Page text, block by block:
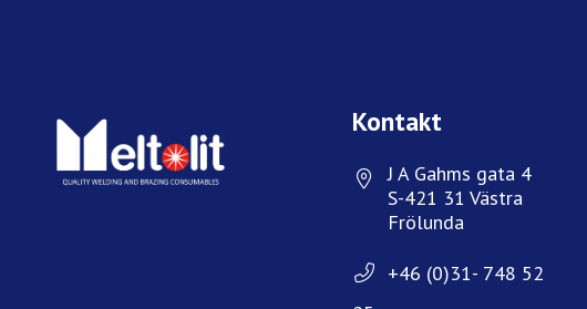
Kontakt
J A Gahms gata 4
S-421 31 Västra
Frölunda
+46 (0)31- 748 52